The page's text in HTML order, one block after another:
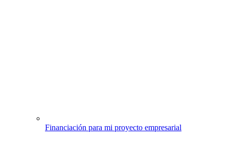
Financiación para mi proyecto empresarial